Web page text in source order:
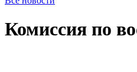
Комиссия по